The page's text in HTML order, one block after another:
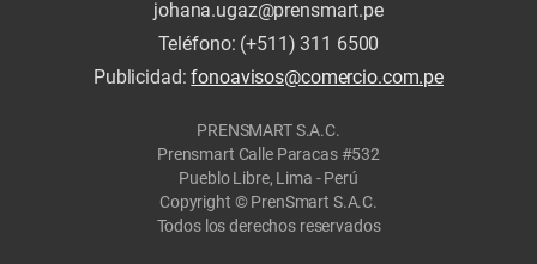
johana.ugaz@prensmart.pe
Teléfono: (+511) 311 6500
Publicidad:fonoavisos@comercio.com.pe
PRENSMART S.A.C.
Prensmart Calle Paracas #532
Pueblo Libre, Lima - Perú
Copyright © PrenSmart S.A.C.
Todos los derechos reservados